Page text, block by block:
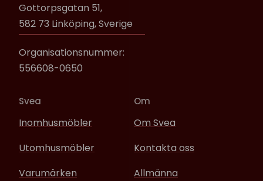
Gottorpsgatan 51,
582 73 Linköping, Sverige
Organisationsnummer:
556608-0650
Svea
Inomhusmöbler
Utomhusmöbler
Varumärken
Om
Om Svea
Kontakta oss
Allmänna